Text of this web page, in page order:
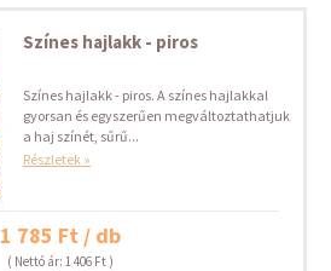
Színes hajlakk - piros
Színes hajlakk - piros. A színes hajlakkal
gyorsan és egyszerűen megváltoztathatjuk
a haj színét, sűrű...
Részletek »
1 785 Ft / db
( Nettó ár: 1 406 Ft )